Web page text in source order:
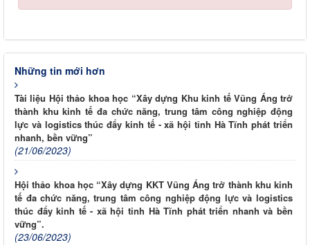
Những tin mới hơn
Tài liệu Hội thảo khoa học “Xây dựng Khu kinh tế Vũng Áng trở
thành khu kinh tế đa chức năng, trung tâm công nghiệp động
lực và logistics thúc đẩy kinh tế - xã hội tỉnh Hà Tĩnh phát triển
nhanh, bền vững”
(21/06/2023)
Hội thảo khoa học “Xây dựng KKT Vũng Áng trở thành khu kinh
tế đa chức năng, trung tâm công nghiệp động lực và logistics
thúc đẩy kinh tế - xã hội tỉnh Hà Tĩnh phát triển nhanh và bền
vững”.
(23/06/2023)